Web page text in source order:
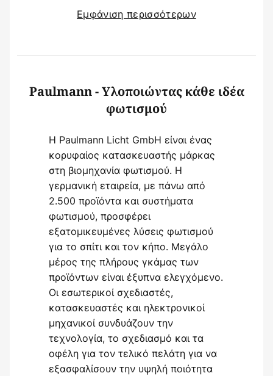
Εμφάνιση περισσότερων
Paulmann - Υλοποιώντας κάθε ιδέα
φωτισμού
Η Paulmann Licht GmbH είναι ένας
κορυφαίος κατασκευαστής μάρκας
στη βιομηχανία φωτισμού. Η
γερμανική εταιρεία, με πάνω από
2.500 προϊόντα και συστήματα
φωτισμού, προσφέρει
εξατομικευμένες λύσεις φωτισμού
για το σπίτι και τον κήπο. Μεγάλο
μέρος της πλήρους γκάμας των
προϊόντων είναι έξυπνα ελεγχόμενο.
Οι εσωτερικοί σχεδιαστές,
κατασκευαστές και ηλεκτρονικοί
μηχανικοί συνδυάζουν την
τεχνολογία, το σχεδιασμό και τα
οφέλη για τον τελικό πελάτη για να
εξασφαλίσουν την υψηλή ποιότητα